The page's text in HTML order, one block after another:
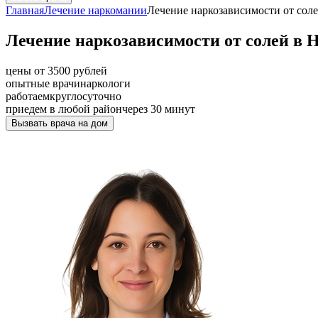
ГлавнаяЛечение наркоманииЛечение наркозависимости от
Лечение наркозависимости от солей в
цены от 3500 рублей
опытные врачинаркологи
работаемкруглосуточно
приедем в любой райончерез 30 минут
Вызвать врача на дом